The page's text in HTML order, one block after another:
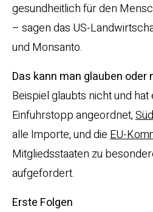
gesundheitlich für den
– sagen das US-
und Monsanto.
Das kann man glauben oder
Beispiel glaubts nicht und
Einfuhrstopp angeordnet,
alle Importe, und dieEU-
Mitgliedsstaaten zu
aufgefordert.
Erste Folgen